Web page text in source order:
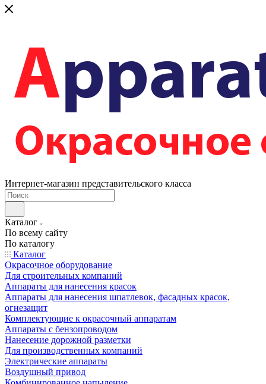
Интернет-магазин представительского класса
Каталог
По всему сайту
По каталогу
Каталог
Окрасочное оборудование
Для строительных компаний
Аппараты для нанесения красок
Аппараты для нанесения шпатлевок, фасадных красок,
огнезащит
Комплектующие к окрасочный аппаратам
Аппараты с бензопроводом
Нанесение дорожной разметки
Для производственных компаний
Электрические аппараты
Воздушный привод